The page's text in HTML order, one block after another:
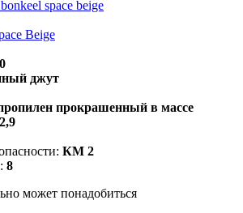
Beige
джут
прокрашенный в массе
2,9
КМ 2
8